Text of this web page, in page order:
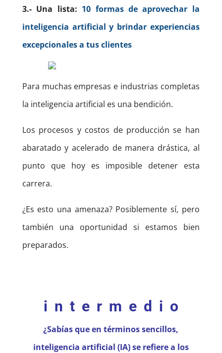
3.- Una lista: 10 formas de aprovechar la
inteligencia artificial y brindar experiencias
excepcionales a tus clientes
Para muchas empresas e industrias completas
la inteligencia artificial es una bendición.
Los procesos y costos de producción se han
abaratado y acelerado de manera drástica, al
punto que hoy es imposible detener esta
carrera.
¿Es esto una amenaza? Posiblemente sí, pero
también una oportunidad si estamos bien
preparados.
i n t e r m e d i o
¿Sabías que en términos sencillos,
inteligencia artificial (IA) se refiere a los